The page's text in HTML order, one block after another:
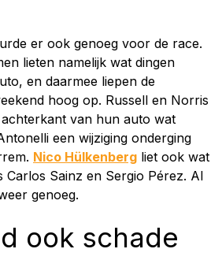
er ook genoeg voor de race.
lieten namelijk wat dingen
en daarmee liepen de
hoog op. Russell en Norris
van hun auto wat
een wijziging onderging
Nico Hülkenberg liet ook wat
Carlos Sainz en Sergio Pérez. Al
genoeg.
ook schade